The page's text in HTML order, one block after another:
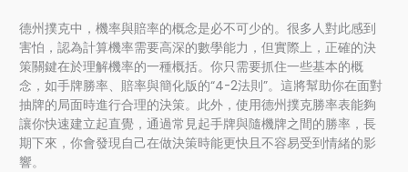
德州撲克中，機率與賠率的概念是必不可少的。很多人對此感到
害怕，認為計算機率需要高深的數學能力，但實際上，正確的決
策關鍵在於理解機率的一種概括。你只需要抓住一些基本的概
念，如手牌勝率、賠率與簡化版的“4-2法則”。這將幫助你在面對
抽牌的局面時進行合理的決策。此外，使用德州撲克勝率表能夠
讓你快速建立起直覺，通過常見起手牌與隨機牌之間的勝率，長
期下來，你會發現自己在做決策時能更快且不容易受到情緒的影
響。